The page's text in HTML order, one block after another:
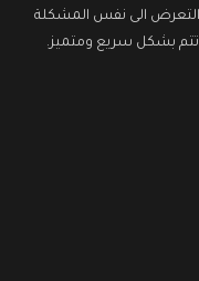
التعرض الى نفس المشكلة
تتم بشكل سريع ومتميز.